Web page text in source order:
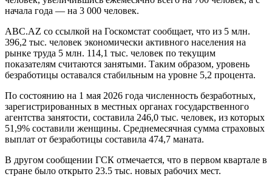
начала года — на 3 000 человек.
ABC.AZ со ссылкой на Госкомстат сообщает, что из 5 млн.
396,2 тыс. человек экономически активного населения на
рынке труда 5 млн. 114,1 тыс. человек по текущим
показателям считаются занятыми. Таким образом, уровень
безработицы оставался стабильным на уровне 5,2 процента.
По состоянию на 1 мая 2026 года численность безработных,
зарегистрированных в местных органах государственного
агентства занятости, составила 246,0 тыс. человек, из которых
51,9% составили женщины. Среднемесячная сумма страховых
выплат от безработицы составила 474,7 маната.
В другом сообщении ГСК отмечается, что в первом квартале в
стране было открыто 23.5 тыс. новых рабочих мест.